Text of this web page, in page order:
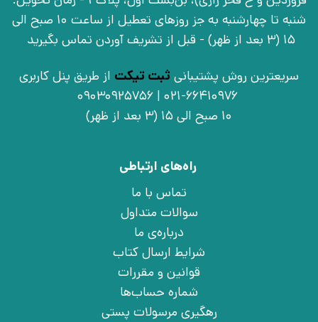
شنبه تا چهارشنبه به جز روزهای تعطیل از ساعت 10 صبح الی
15 (3 بعد از ظهر) - قبل از تشریف آوردن تماس بگیرید
سریعترین روش پشتیبانی ثبت تیکت از طریق پنل کاربری
021-66410976 | 09030925756
10 صبح الی 15 (3 بعد از ظهر)
راه‌های ارتباطی
تماس با ما
سوالات متداول
درباره‌ی ما
شرایط ارسال کتاب
قوانین و مقررات
شماره حساب‌ها
رهگیری مرسولات پستی